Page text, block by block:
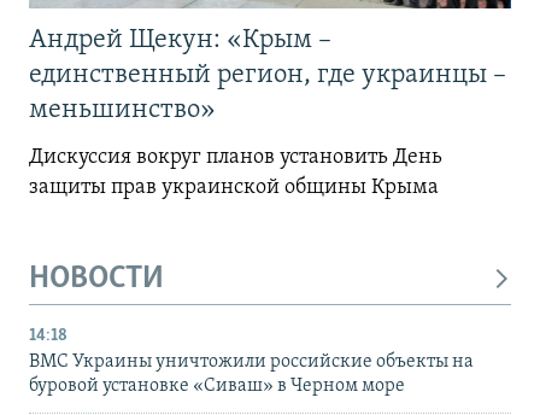
Андрей Щекун: «Крым –
единственный регион, где украинцы –
меньшинство»
Дискуссия вокруг планов установить День
защиты прав украинской общины Крыма
НОВОСТИ
14:18
ВМС Украины уничтожили российские объекты на
буровой установке «Сиваш» в Черном море